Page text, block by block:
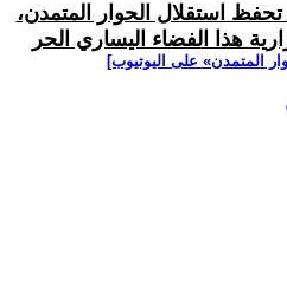
تحفظ استقلال الحوار المتمدن،
هذا الفضاء اليساري الحر
المتمدن» على اليوتيوب]